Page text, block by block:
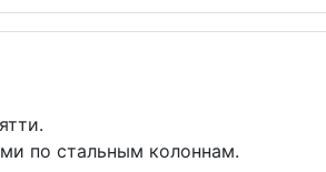
по стальным колоннам.